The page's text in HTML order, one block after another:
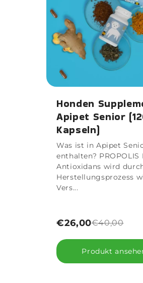
Honden
Apipet Senior
Kapseln)
Was ist in Apipet
enthalten? PROPOLIS
Antioxidans wird
Herstellungsprozess
Vers...
€26,00€40,00
Produkt